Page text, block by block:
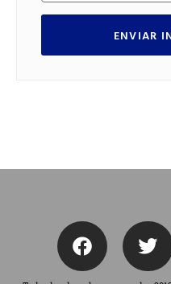
ENVIAR